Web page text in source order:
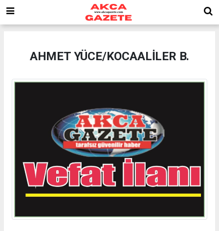
AHMET YÜCE/KOCAALİLER B.